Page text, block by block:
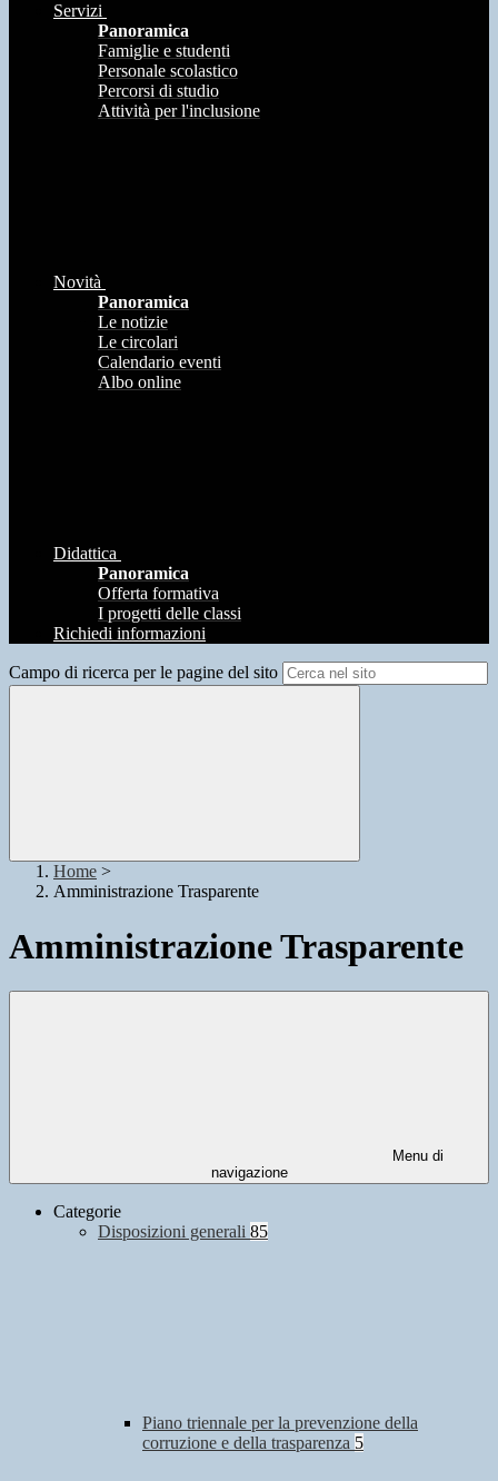
Servizi
Panoramica
Famiglie e studenti
Personale scolastico
Percorsi di studio
Attività per l'inclusione
Novità
Panoramica
Le notizie
Le circolari
Calendario eventi
Albo online
Didattica
Panoramica
Offerta formativa
I progetti delle classi
Richiedi informazioni
Campo di ricerca per le pagine del sito
Home >
Amministrazione Trasparente
Amministrazione Trasparente
Menu di
navigazione
Categorie
Disposizioni generali 85
Piano triennale per la prevenzione della
corruzione e della trasparenza 5